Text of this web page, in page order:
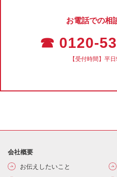
お電話での相
☎ 0120-
【受付時間】平
会社概要
お伝えしたいこと